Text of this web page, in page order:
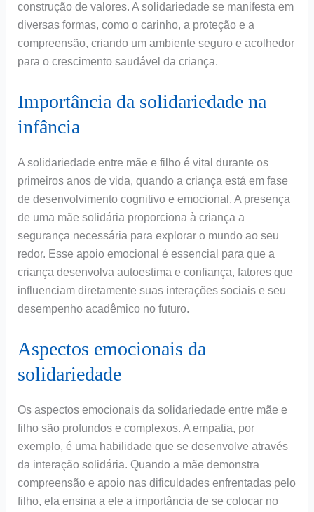
construção de valores. A solidariedade se manifesta em
diversas formas, como o carinho, a proteção e a
compreensão, criando um ambiente seguro e acolhedor
para o crescimento saudável da criança.
Importância da solidariedade na
infância
A solidariedade entre mãe e filho é vital durante os
primeiros anos de vida, quando a criança está em fase
de desenvolvimento cognitivo e emocional. A presença
de uma mãe solidária proporciona à criança a
segurança necessária para explorar o mundo ao seu
redor. Esse apoio emocional é essencial para que a
criança desenvolva autoestima e confiança, fatores que
influenciam diretamente suas interações sociais e seu
desempenho acadêmico no futuro.
Aspectos emocionais da
solidariedade
Os aspectos emocionais da solidariedade entre mãe e
filho são profundos e complexos. A empatia, por
exemplo, é uma habilidade que se desenvolve através
da interação solidária. Quando a mãe demonstra
compreensão e apoio nas dificuldades enfrentadas pelo
filho, ela ensina a ele a importância de se colocar no